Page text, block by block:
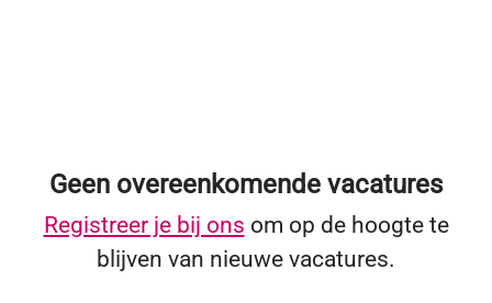
Geen overeenkomende vacatures
Registreer je bij ons om op de hoogte te
blijven van nieuwe vacatures.